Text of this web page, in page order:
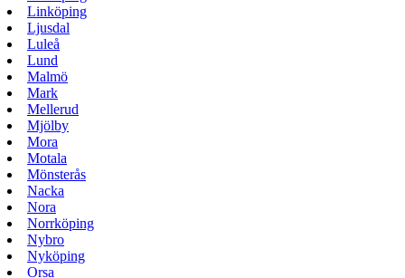
Linköping
Ljusdal
Luleå
Lund
Malmö
Mark
Mellerud
Mjölby
Mora
Motala
Mönsterås
Nacka
Nora
Norrköping
Nybro
Nyköping
Orsa